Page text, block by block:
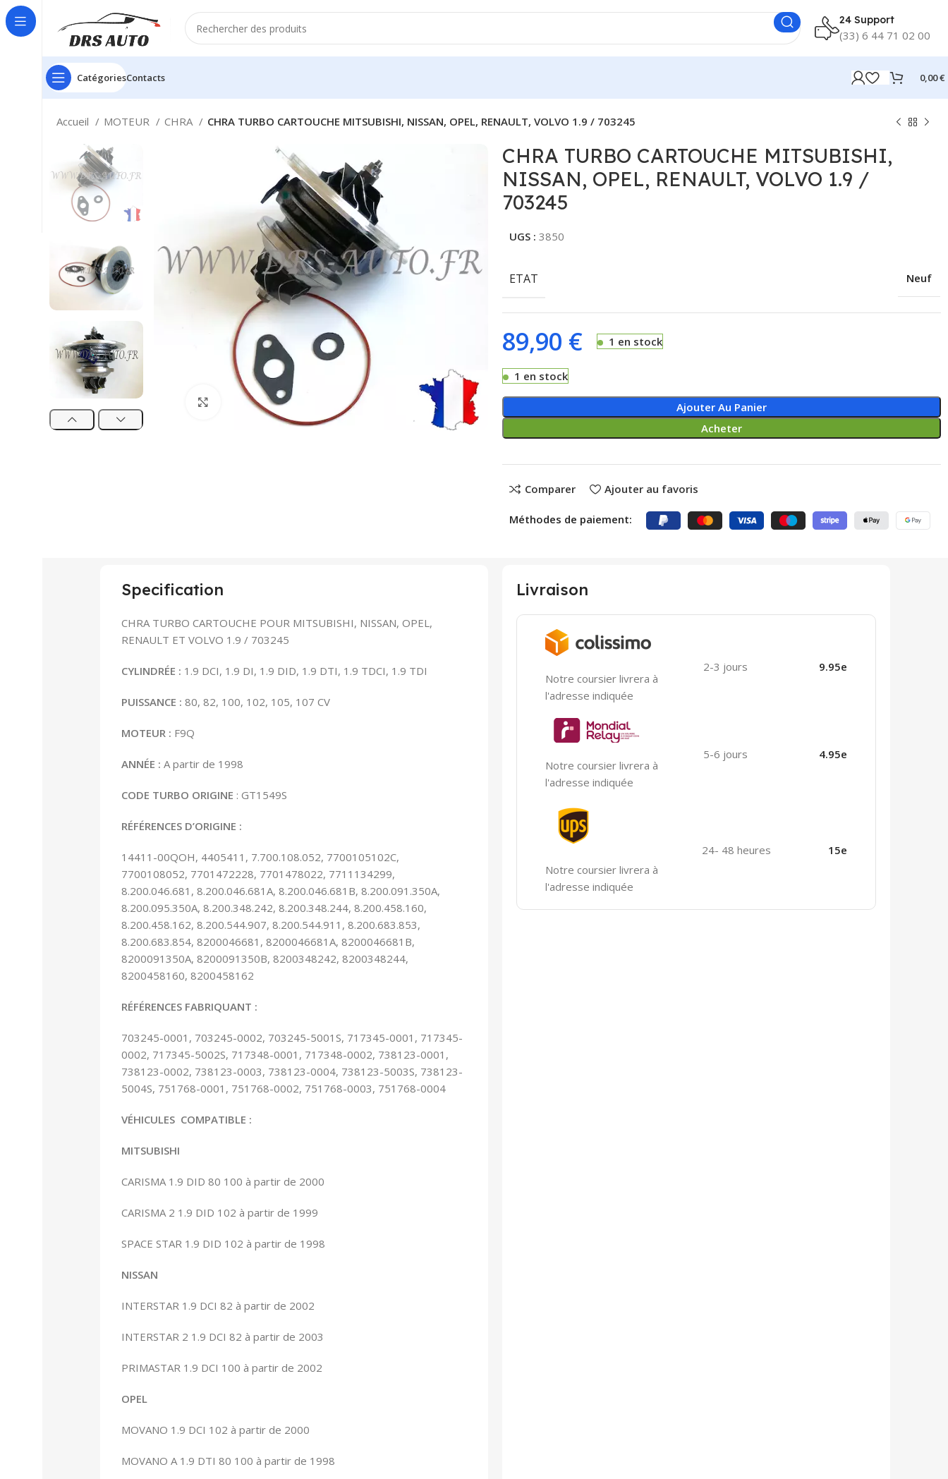
24 Support
(33) 6 44 71 02 00
CatégoriesContacts 0,00€
Accueil MOTEUR CHRA CHRA TURBO CARTOUCHE MITSUBISHI, NISSAN, OPEL, RENAULT, VOLVO 1.9 / 703245
Click to enlarge
CHRA TURBO CARTOUCHE MITSUBISHI,
NISSAN, OPEL, RENAULT, VOLVO 1.9 /
703245
UGS : 3850
ETAT Neuf
89,90 € 1 en stock
1 en stock
Ajouter Au Panier
Acheter
Comparer Ajouter au favoris
Méthodes de paiement:
Specification
CHRA TURBO CARTOUCHE POUR MITSUBISHI, NISSAN, OPEL,
RENAULT ET VOLVO 1.9 / 703245
CYLINDRÉE : 1.9 DCI, 1.9 DI, 1.9 DID, 1.9 DTI, 1.9 TDCI, 1.9 TDI
PUISSANCE : 80, 82, 100, 102, 105, 107 CV
MOTEUR : F9Q
ANNÉE : A partir de 1998
CODE TURBO ORIGINE : GT1549S
RÉFÉRENCES D’ORIGINE :
14411-00QOH, 4405411, 7.700.108.052, 7700105102C,
7700108052, 7701472228, 7701478022, 7711134299,
8.200.046.681, 8.200.046.681A, 8.200.046.681B, 8.200.091.350A,
8.200.095.350A, 8.200.348.242, 8.200.348.244, 8.200.458.160,
8.200.458.162, 8.200.544.907, 8.200.544.911, 8.200.683.853,
8.200.683.854, 8200046681, 8200046681A, 8200046681B,
8200091350A, 8200091350B, 8200348242, 8200348244,
8200458160, 8200458162
RÉFÉRENCES FABRIQUANT :
703245-0001, 703245-0002, 703245-5001S, 717345-0001, 717345-
0002, 717345-5002S, 717348-0001, 717348-0002, 738123-0001,
738123-0002, 738123-0003, 738123-0004, 738123-5003S, 738123-
5004S, 751768-0001, 751768-0002, 751768-0003, 751768-0004
VÉHICULES COMPATIBLE :
MITSUBISHI
CARISMA 1.9 DID 80 100 à partir de 2000
CARISMA 2 1.9 DID 102 à partir de 1999
SPACE STAR 1.9 DID 102 à partir de 1998
NISSAN
INTERSTAR 1.9 DCI 82 à partir de 2002
INTERSTAR 2 1.9 DCI 82 à partir de 2003
PRIMASTAR 1.9 DCI 100 à partir de 2002
OPEL
MOVANO 1.9 DCI 102 à partir de 2000
MOVANO A 1.9 DTI 80 100 à partir de 1998
Livraison
Notre coursier livrera à
l'adresse indiquée
2-3 jours 9.95e
Notre coursier livrera à
l'adresse indiquée
5-6 jours 4.95e
Notre coursier livrera à
l'adresse indiquée
24- 48 heures 15e